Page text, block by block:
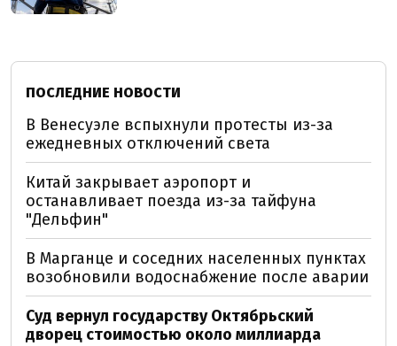
ПОСЛЕДНИЕ НОВОСТИ
В Венесуэле вспыхнули протесты из-за
ежедневных отключений света
Китай закрывает аэропорт и
останавливает поезда из-за тайфуна
"Дельфин"
В Марганце и соседних населенных пунктах
возобновили водоснабжение после аварии
Суд вернул государству Октябрьский
дворец стоимостью около миллиарда